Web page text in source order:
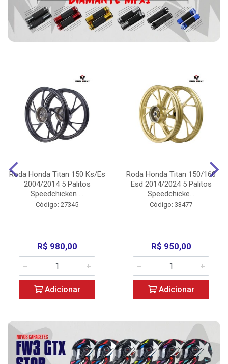
Roda Honda Titan 150 Ks/Es
2004/2014 5 Palitos
Speedchicken ...
Código: 27345
R$ 980,00
Adicionar
Roda Honda Titan 150/160
Esd 2014/2024 5 Palitos
Speedchicke...
Código: 33477
R$ 950,00
Adicionar